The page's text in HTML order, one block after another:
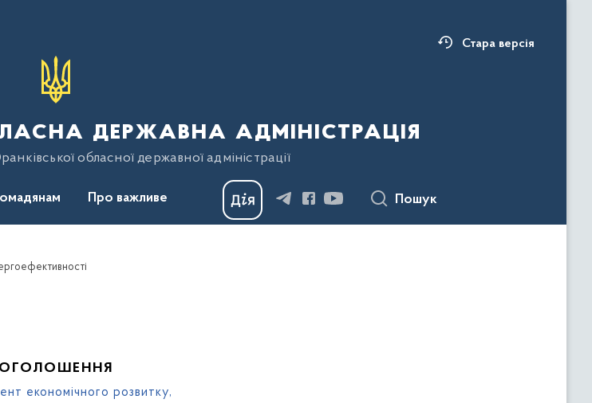
Стара версія
державна адміністрація
обласної державної адміністрації
Про важливе Пошук
ОГОЛОШЕННЯ
економічного розвитку,